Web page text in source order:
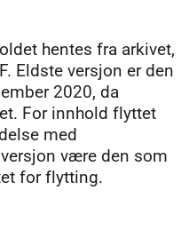
hentes fra arkivet,
Eldste versjon er den
2020, da
For innhold flyttet
med
være den som
for flytting.